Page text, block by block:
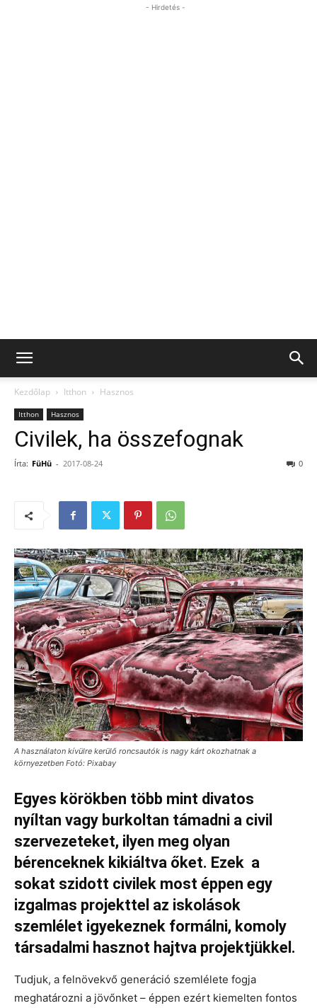
- Hirdetés -
Kezdőlap Itthon Hasznos
Itthon Hasznos
Civilek, ha összefognak
Írta: FüHü - 2017-08-24 0
A használaton kívülre kerülő roncsautók is nagy kárt okozhatnak a
környezetben Fotó: Pixabay
Egyes körökben több mint divatos
nyíltan vagy burkoltan támadni a civil
szervezeteket, ilyen meg olyan
bérenceknek kikiáltva őket. Ezek a
sokat szidott civilek most éppen egy
izgalmas projekttel az iskolások
szemlélet igyekeznek formálni, komoly
társadalmi hasznot hajtva projektjükkel.
Tudjuk, a felnövekvő generáció szemlélete fogja
meghatározni a jövőnket – éppen ezért kiemelten fontos